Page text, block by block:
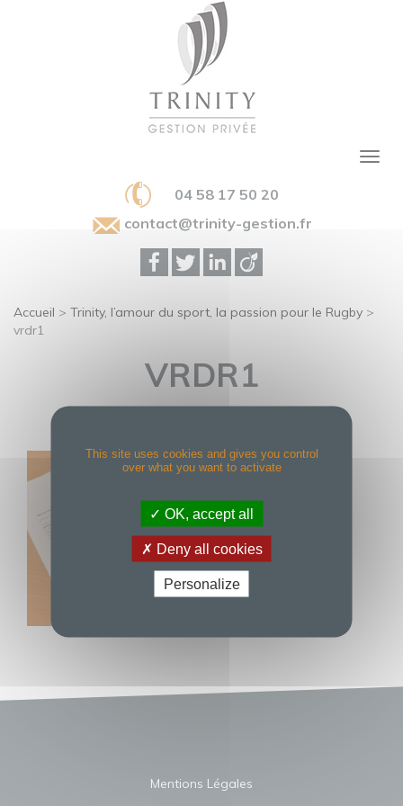
04 58 17 50 20
contact@trinity-gestion.fr
Accueil > Trinity, l’amour du sport, la passion pour le Rugby >
vrdr1
VRDR1
Mentions Légales
This site uses cookies and gives you control
over what you want to activate
OK, accept all
Deny all cookies
Personalize